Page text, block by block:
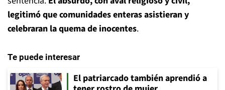
legitimó que comunidades enteras asistieran y
celebraran la quema de inocentes.
Te puede interesar
El patriarcado también aprendió a